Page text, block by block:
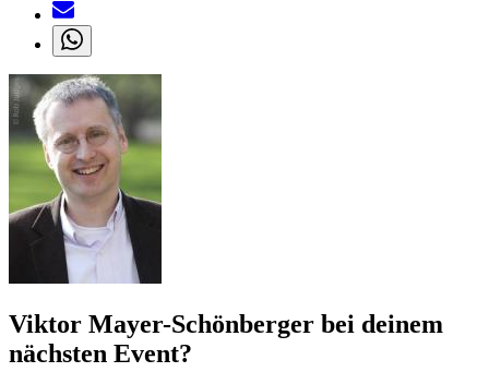
Viktor Mayer-Schönberger bei deinem
nächsten Event?